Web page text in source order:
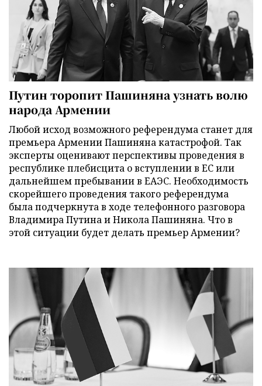
Путин торопит Пашиняна узнать волю
народа Армении
Любой исход возможного референдума станет для
премьера Армении Пашиняна катастрофой. Так
эксперты оценивают перспективы проведения в
республике плебисцита о вступлении в ЕС или
дальнейшем пребывании в ЕАЭС. Необходимость
скорейшего проведения такого референдума
была подчеркнута в ходе телефонного разговора
Владимира Путина и Никола Пашиняна. Что в
этой ситуации будет делать премьер Армении?